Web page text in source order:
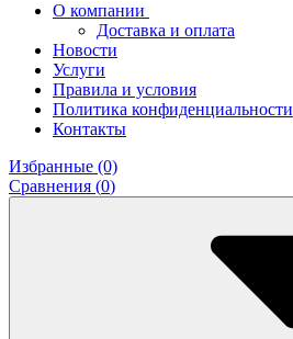
О компании
Доставка и оплата
Новости
Услуги
Правила и условия
Политика конфиденциальности
Контакты
Избранные (0)
Сравнения (0)